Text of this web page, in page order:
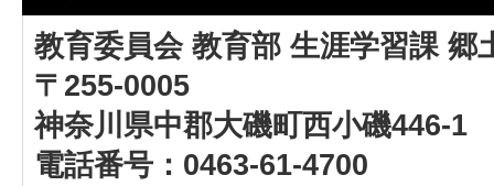
教育委員会 教育部 生涯学習課 郷
〒255-0005
神奈川県中郡大磯町西小磯446-1
電話番号：0463-61-4700